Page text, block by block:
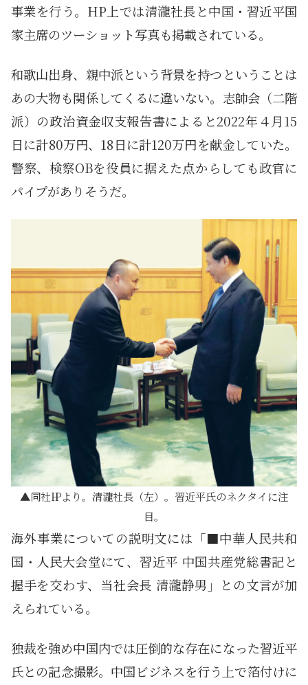
事業を行う。HP上では清瀧社長と中国・習近平国
家主席のツーショット写真も掲載されている。
和歌山出身、親中派という背景を持つということは
あの大物も関係してくるに違いない。志帥会（二階
派）の政治資金収支報告書によると2022年４月15
日に計80万円、18日に計120万円を献金していた。
警察、検察OBを役員に据えた点からしても政官に
パイプがありそうだ。
同社㏋より。清瀧社長（左）。習近平氏のネクタイに注
目。
海外事業についての説明文には「■中華人民共和
国・人民大会堂にて、習近平 中国共産党総書記と
握手を交わす、当社会長 清瀧静男」との文言が加
えられている。
独裁を強め中国内では圧倒的な存在になった習近平
氏との記念撮影。中国ビジネスを行う上で箔付けに